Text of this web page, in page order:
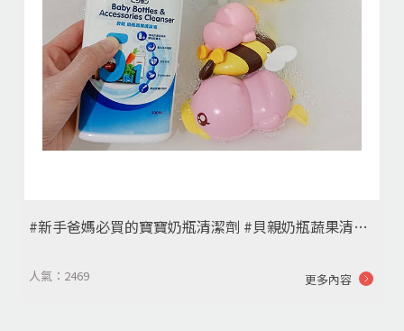
#新手爸媽必買的寶寶奶瓶清潔劑 #貝親奶瓶蔬果清潔液
人氣：2469 更多內容